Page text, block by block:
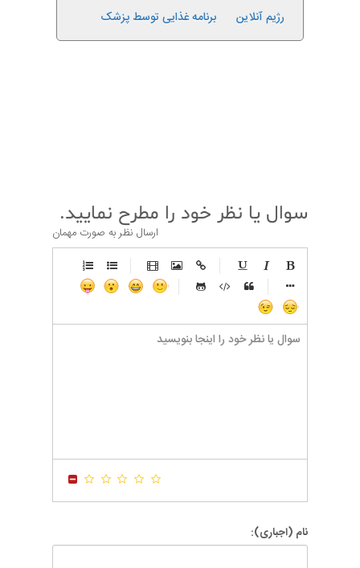
رژیم آنلاین برنامه غذایی توسط پزشک
سوال یا نظر خود را مطرح نمایید.
ارسال نظر به صورت مهمان
-
-
-
-
-
-
-
-
-
-
-
-
نام (اجباری):